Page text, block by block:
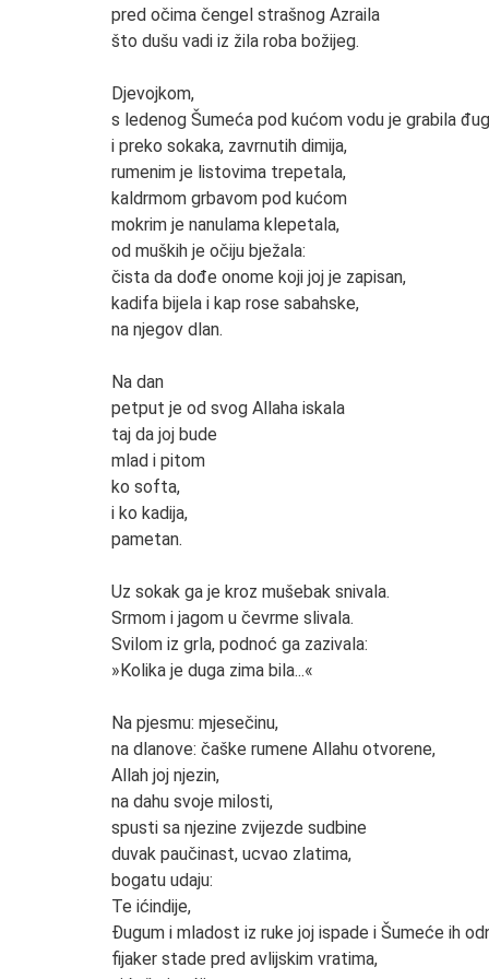
pred očima čengel strašnog Azraila
što dušu vadi iz žila roba božijeg.
Djevojkom,
s ledenog Šumeća pod kućom vodu je grabila
i preko sokaka, zavrnutih dimija,
rumenim je listovima trepetala,
kaldrmom grbavom pod kućom
mokrim je nanulama klepetala,
od muških je očiju bježala:
čista da dođe onome koji joj je zapisan,
kadifa bijela i kap rose sabahske,
na njegov dlan.
Na dan
petput je od svog Allaha iskala
taj da joj bude
mlad i pitom
ko softa,
i ko kadija,
pametan.
Uz sokak ga je kroz mušebak snivala.
Srmom i jagom u čevrme slivala.
Svilom iz grla, podnoć ga zazivala:
»Kolika je duga zima bila...«
Na pjesmu: mjesečinu,
na dlanove: čaške rumene Allahu otvorene,
Allah joj njezin,
na dahu svoje milosti,
spusti sa njezine zvijezde sudbine
duvak paučinast, ucvao zlatima,
bogatu udaju:
Te ićindije,
Đugum i mladost iz ruke joj ispade i Šumeće ih
fijaker stade pred avlijskim vratima,